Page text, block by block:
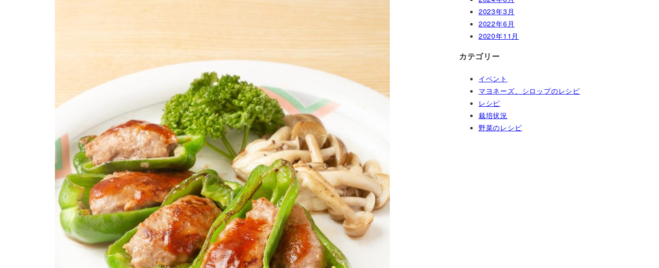
2023年3月
2022年6月
2020年11月
カテゴリー
イベント
マヨネーズ、シロップのレシピ
レシピ
栽培状況
野菜のレシピ